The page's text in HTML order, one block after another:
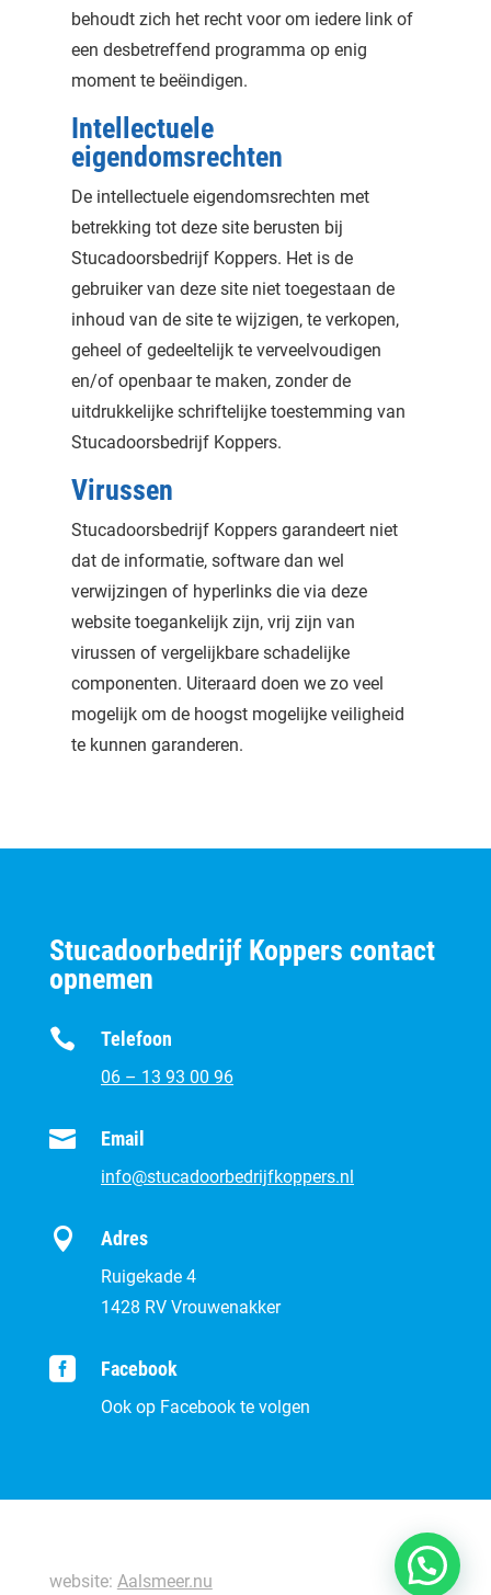
behoudt zich het recht voor om iedere link of
een desbetreffend programma op enig
moment te beëindigen.
Intellectuele
eigendomsrechten
De intellectuele eigendomsrechten met
betrekking tot deze site berusten bij
Stucadoorsbedrijf Koppers. Het is de
gebruiker van deze site niet toegestaan de
inhoud van de site te wijzigen, te verkopen,
geheel of gedeeltelijk te verveelvoudigen
en/of openbaar te maken, zonder de
uitdrukkelijke schriftelijke toestemming van
Stucadoorsbedrijf Koppers.
Virussen
Stucadoorsbedrijf Koppers garandeert niet
dat de informatie, software dan wel
verwijzingen of hyperlinks die via deze
website toegankelijk zijn, vrij zijn van
virussen of vergelijkbare schadelijke
componenten. Uiteraard doen we zo veel
mogelijk om de hoogst mogelijke veiligheid
te kunnen garanderen.
Stucadoorbedrijf Koppers contact
opnemen
 Telefoon
06 – 13 93 00 96
 Email
info@stucadoorbedrijfkoppers.nl
 Adres
Ruigekade 4
1428 RV Vrouwenakker
 Facebook
Ook op Facebook te volgen
website: Aalsmeer.nu